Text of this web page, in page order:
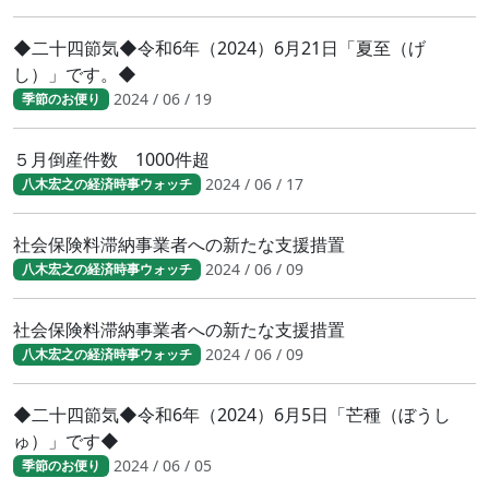
◆二十四節気◆令和6年（2024）6月21日「夏至（げ
し）」です。◆
季節のお便り 2024 / 06 / 19
５月倒産件数 1000件超
八木宏之の経済時事ウォッチ 2024 / 06 / 17
社会保険料滞納事業者への新たな支援措置
八木宏之の経済時事ウォッチ 2024 / 06 / 09
社会保険料滞納事業者への新たな支援措置
八木宏之の経済時事ウォッチ 2024 / 06 / 09
◆二十四節気◆令和6年（2024）6月5日「芒種（ぼうし
ゅ）」です◆
季節のお便り 2024 / 06 / 05